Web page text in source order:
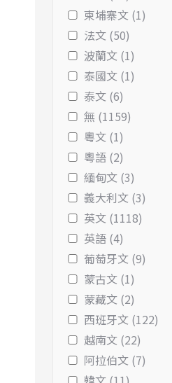
柬埔寨文 (1)
法文 (50)
波蘭文 (1)
泰國文 (1)
泰文 (6)
無 (1159)
粵文 (1)
粵語 (2)
緬甸文 (3)
義大利文 (3)
英文 (1118)
英語 (4)
葡萄牙文 (9)
蒙古文 (1)
蒙藏文 (2)
西班牙文 (122)
越南文 (22)
阿拉伯文 (7)